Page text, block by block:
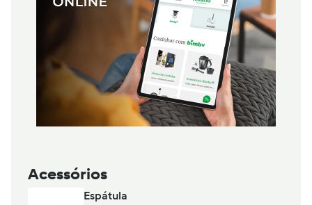
Acessórios
Espátula